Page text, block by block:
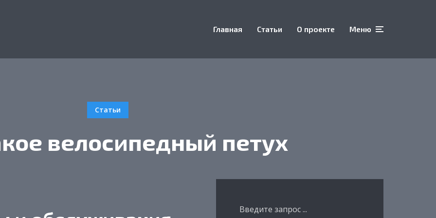
Главная Статьи О проекте Меню
Статьи
велосипедный петух